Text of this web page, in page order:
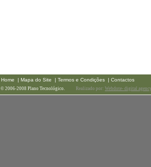
Home | Mapa do Site | Termos e Condições | Contactos
© 2006-2008 Plano Tecnológico. Realizado por: Webdote- digital agency